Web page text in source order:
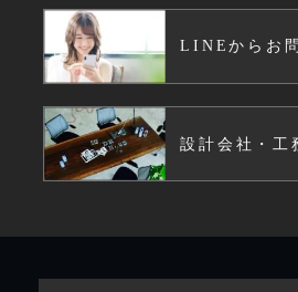
LINEからお
設計会社・工